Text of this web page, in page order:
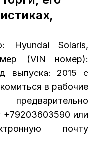
Hyundai Solaris,
(VIN номер):
выпуска: 2015 с
в рабочие
+79203603590 или
почту